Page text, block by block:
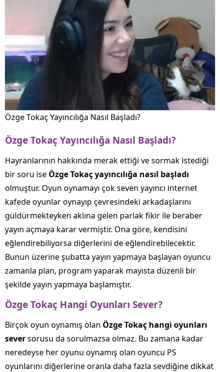
Özge Tokaç Yayıncılığa Nasıl Başladı?
Özge Tokaç Yayıncılığa Nasıl Başladı?
Hayranlarının hakkında merak ettiği ve sormak istediği
bir soru ise Özge Tokaç yayıncılığa nasıl başladı
olmuştur. Oyun oynamayı çok seven yayıncı internet
kafede oyunlar oynayıp çevresindeki arkadaşlarını
güldürmekteyken aklına gelen parlak fikir ile beraber
yayın açmaya karar vermiştir. Ona göre, kendisini
eğlendirebiliyorsa diğerlerini de eğlendirebilecektir.
Bunun üzerine şubatta yayın yapmaya başlayan oyuncu
zamanla plan, program yaparak mayısta düzenli bir
şekilde yayın yapmaya başlamıştır.
Özge Tokaç Hangi Oyunları Sever?
Birçok oyun oynamış olan Özge Tokaç hangi oyunları
seversorusu da sorulmazsa olmaz. Bu zamana kadar
neredeyse her oyunu oynamış olan oyuncu PS
oyunlarını diğerlerine oranla daha fazla sevdiğine dikkat